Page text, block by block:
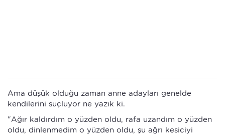
Ama düşük olduğu zaman anne adayları genelde
kendilerini suçluyor ne yazık ki.
"Ağır kaldırdım o yüzden oldu, rafa uzandım o yüzden
oldu, dinlenmedim o yüzden oldu, şu ağrı kesiciyi